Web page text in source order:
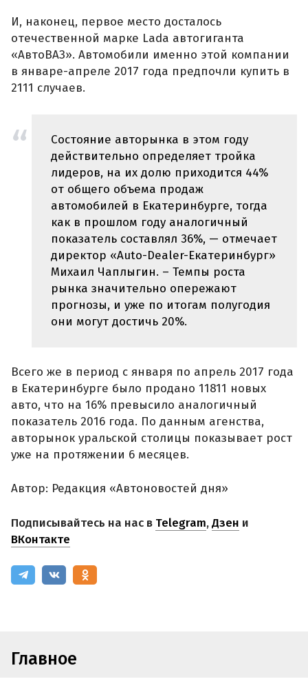
И, наконец, первое место досталось
отечественной марке Lada автогиганта
«АвтоВАЗ». Автомобили именно этой компании
в январе-апреле 2017 года предпочли купить в
2111 случаев.
Состояние авторынка в этом году
действительно определяет тройка
лидеров, на их долю приходится 44%
от общего объема продаж
автомобилей в Екатеринбурге, тогда
как в прошлом году аналогичный
показатель составлял 36%, — отмечает
директор «Auto-Dealer-Екатеринбург»
Михаил Чаплыгин. – Темпы роста
рынка значительно опережают
прогнозы, и уже по итогам полугодия
они могут достичь 20%.
Всего же в период с января по апрель 2017 года
в Екатеринбурге было продано 11811 новых
авто, что на 16% превысило аналогичный
показатель 2016 года. По данным агенства,
авторынок уральской столицы показывает рост
уже на протяжении 6 месяцев.
Автор: Редакция «Автоновостей дня»
Подписывайтесь на нас в Telegram,Дзен и
ВКонтакте
Главное